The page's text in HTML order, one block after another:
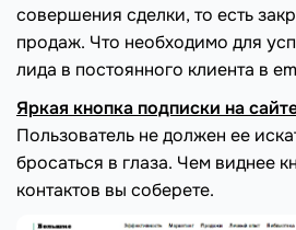
совершения сделки, то есть
продаж. Что необходимо для
лида в постоянного клиента в
Яркая кнопка подписки на
Пользователь не должен ее
бросаться в глаза. Чем виднее
контактов вы соберете.